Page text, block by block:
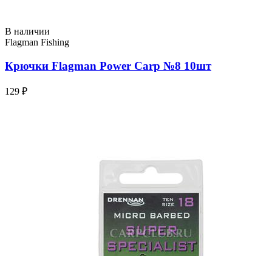
В наличии
Flagman Fishing
Крючки Flagman Power Carp №8 10шт
129 ₽